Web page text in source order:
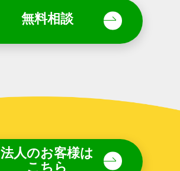
無料相談
法人のお客様は
こちら